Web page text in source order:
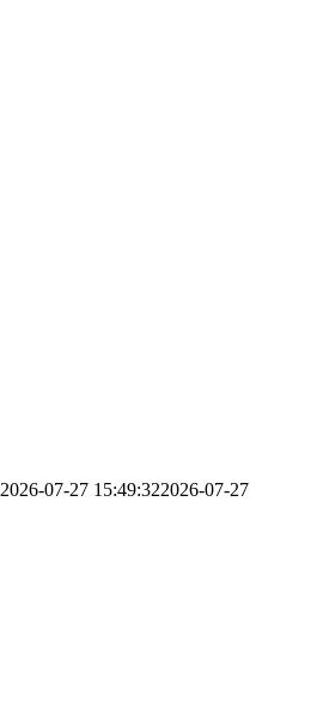
2026-07-27 15:49:322026-07-27